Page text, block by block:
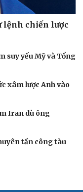
lệnh chiến lược
suy yếu Mỹ và Tổng
xâm lược Anh vào
Iran dù ông
tấn công tàu